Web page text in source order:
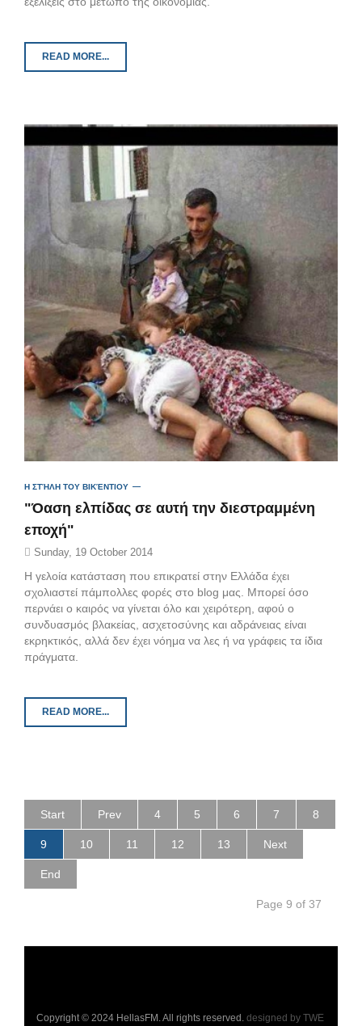
READ MORE...
Η ΣΤΉΛΗ ΤΟΥ ΒΙΚΈΝΤΙΟΥ
"Όαση ελπίδας σε αυτή την διεστραμμένη
εποχή"
Sunday, 19 October 2014
Η γελοία κατάσταση που επικρατεί στην Ελλάδα έχει
σχολιαστεί πάμπολλες φορές στο blog μας. Μπορεί όσο
περνάει ο καιρός να γίνεται όλο και χειρότερη, αφού ο
συνδυασμός βλακείας, ασχετοσύνης και αδράνειας είναι
εκρηκτικός, αλλά δεν έχει νόημα να λες ή να γράφεις τα ίδια
πράγματα.
READ MORE...
Start Prev 4 5 6 7 8
9 10 11 12 13 Next
End
Page 9 of 37
Copyright © 2024 HellasFM. All rights reserved. designed by TWE